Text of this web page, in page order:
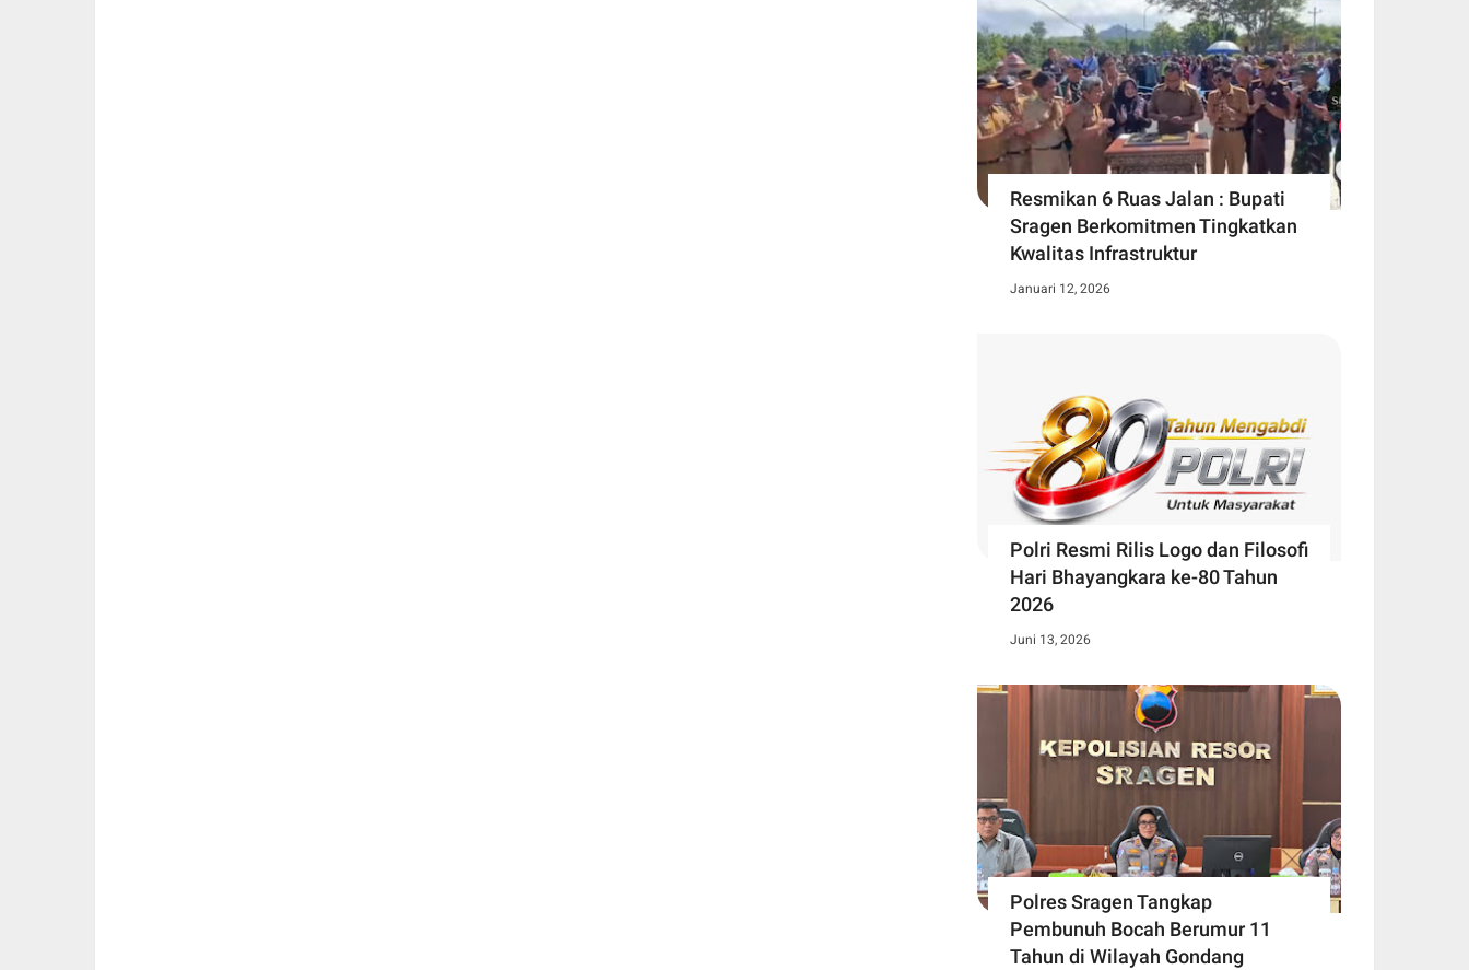
Resmikan 6 Ruas Jalan : Bupati
Sragen Berkomitmen Tingkatkan
Kwalitas Infrastruktur
Januari 12, 2026
Polri Resmi Rilis Logo dan Filosofi
Hari Bhayangkara ke-80 Tahun
2026
Juni 13, 2026
Polres Sragen Tangkap
Pembunuh Bocah Berumur 11
Tahun di Wilayah Gondang